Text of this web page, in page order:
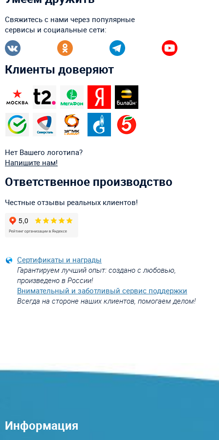
Свяжитесь с нами через популярные
сервисы и социальные сети:
Клиенты доверяют
Нет Вашего логотипа?
Напишите нам!
Ответственное производство
Честные отзывы реальных клиентов!
Сертификаты и награды
Гарантируем лучший опыт: создано с любовью,
произведено в России!
Внимательный и заботливый сервис поддержки
Всегда на стороне наших клиентов, помогаем делом!
Информация